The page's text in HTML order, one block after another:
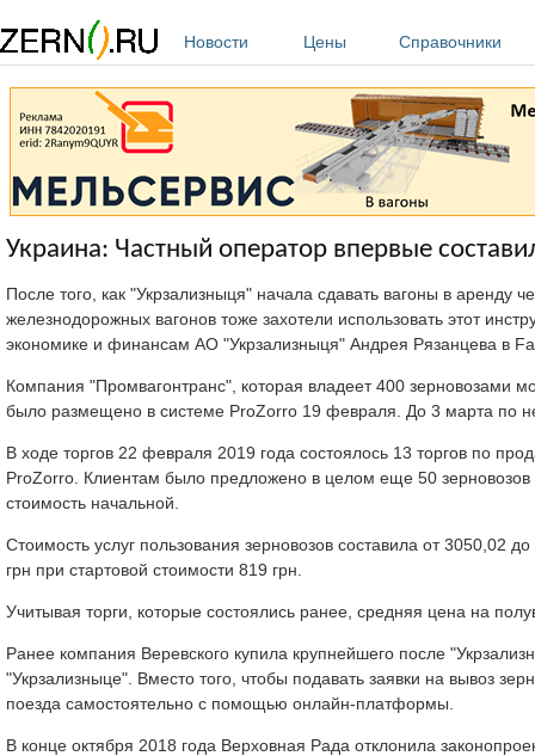
Новости
Цены Справочники
Украина: Частный оператор впервые
После того, как "Укрзализныця" начала сдавать вагоны в
железнодорожных вагонов тоже захотели использовать этот
экономике и финансам АО "Укрзализныця" Андрея Рязанцева в
Компания "Промвагонтранс", которая владеет 400 зерновозами
было размещено в системе ProZorro 19 февраля. До 3 марта по
В ходе торгов 22 февраля 2019 года состоялось 13 торгов по
ProZorro. Клиентам было предложено в целом еще 50
стоимость начальной.
Стоимость услуг пользования зерновозов составила от 3050,02
грн при стартовой стоимости 819 грн.
Учитывая торги, которые состоялись ранее, средняя цена на
Ранее компания Веревского купила крупнейшего после
"Укрзализныце". Вместо того, чтобы подавать заявки на вывоз
поезда самостоятельно с помощью онлайн-платформы.
В конце октября 2018 года Верховная Рада отклонила